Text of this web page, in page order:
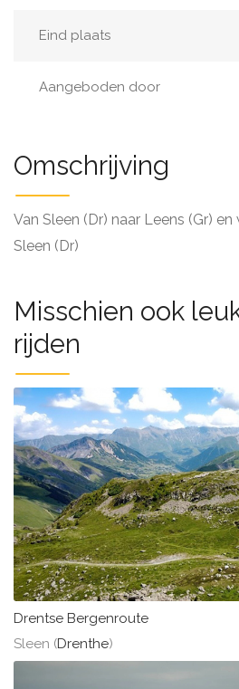
Eind plaats
Aangeboden door
Omschrijving
Van Sleen (Dr) naar Leens (Gr)
Sleen (Dr)
Misschien ook
rijden
Drentse Bergenroute
Sleen (Drenthe)